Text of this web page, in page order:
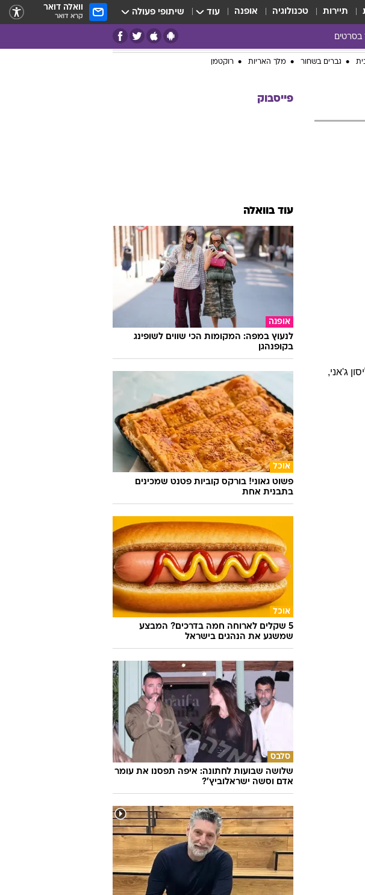
תיירות טכנולוגיה אופנה עוד שיתופי פעולה וואלה דואר
קרא דואר
בסרטים
גברים בשחור מלך האריות רוקטמן
ג'אני,
פייסבוק
עוד בוואלה
אופנה
לנעוץ במפה: המקומות הכי שווים לשופינג
בקופנהגן
אוכל
פשוט גאוני! בורקס קוביות פטנט שמכינים
בתבנית אחת
אוכל
5 שקלים לארוחה חמה בדרכים? המבצע
שמשגע את הנהגים בישראל
סלבס
שלושה שבועות לחתונה: איפה תפסנו את עומר
אדם וסשה ישראלוביץ'?